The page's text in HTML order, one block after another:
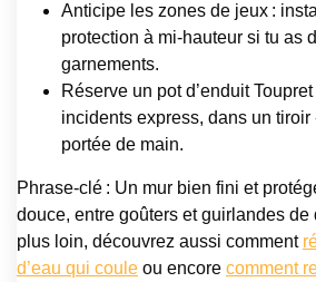
Anticipe les zones de jeux :
protection à mi-hauteur si tu as
garnements.
Réserve un pot d’enduit
incidents express, dans un tiroir
portée de main.
Phrase-clé : Un mur bien fini et
douce, entre goûters et guirlandes de
plus loin, découvrez aussi comment
d’eau qui coule ou encore comment